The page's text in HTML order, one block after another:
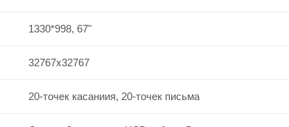
1330*998, 67"
32767x32767
20-точек касаниия, 20-точек письма